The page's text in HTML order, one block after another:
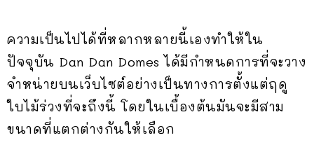
ความเป็นไปได้ที่หลากหลายนี้เองทำให้ใน
ปัจจุบัน Dan Dan Domes ได้มีกำหนดการที่จะวาง
จำหน่ายบนเว็บไซต์อย่างเป็นทางการตั้งแต่ฤดู
ใบไม้ร่วงที่จะถึงนี้ โดยในเบื้องต้นมันจะมีสาม
ขนาดที่แตกต่างกันให้เลือก